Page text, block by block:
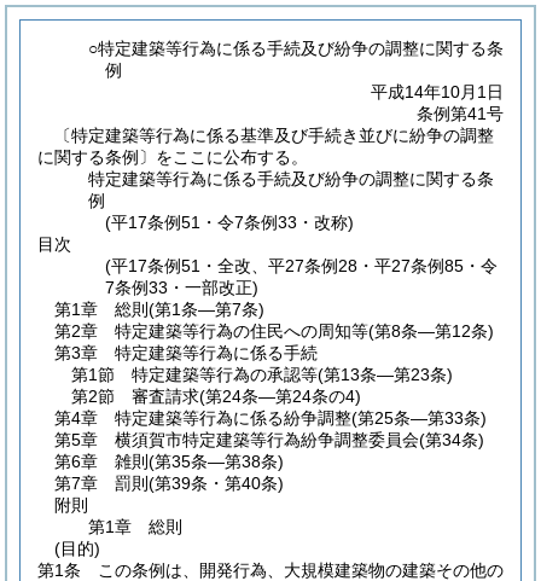
○特定建築等行為に係る手続及び紛争の調整に関する条
例
平成14年10月1日
条例第41号
〔特定建築等行為に係る基準及び手続き並びに紛争の調整
に関する条例〕をここに公布する。
特定建築等行為に係る手続及び紛争の調整に関する条
例
(平17条例51・令7条例33・改称)
目次
(平17条例51・全改、平27条例28・平27条例85・令
7条例33・一部改正)
第1章
総則 (第1条―第7条)
第2章
特定建築等行為の住民への周知等(第8条―第12条)
第3章
特定建築等行為に係る手続
第1節
特定建築等行為の承認等(第13条―第23条)
第2節
審査請求(第24条―第24条の4)
第4章
特定建築等行為に係る紛争調整(第25条―第33条)
第5章
横須賀市特定建築等行為紛争調整委員会(第34条)
第6章
雑則 (第35条―第38条)
第7章
罰則 (第39条・第40条)
附則
第1章
総則
(目的)
第1条
この条例は、開発行為、大規模建築物の建築その他の